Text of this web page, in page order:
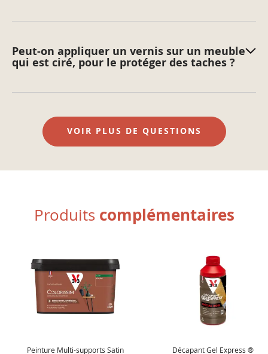
Peut-on appliquer un vernis sur un meuble
qui est ciré, pour le protéger des taches ?
VOIR PLUS DE QUESTIONS
Produits complémentaires
Peinture Multi-supports Satin Décapant Gel Express ®